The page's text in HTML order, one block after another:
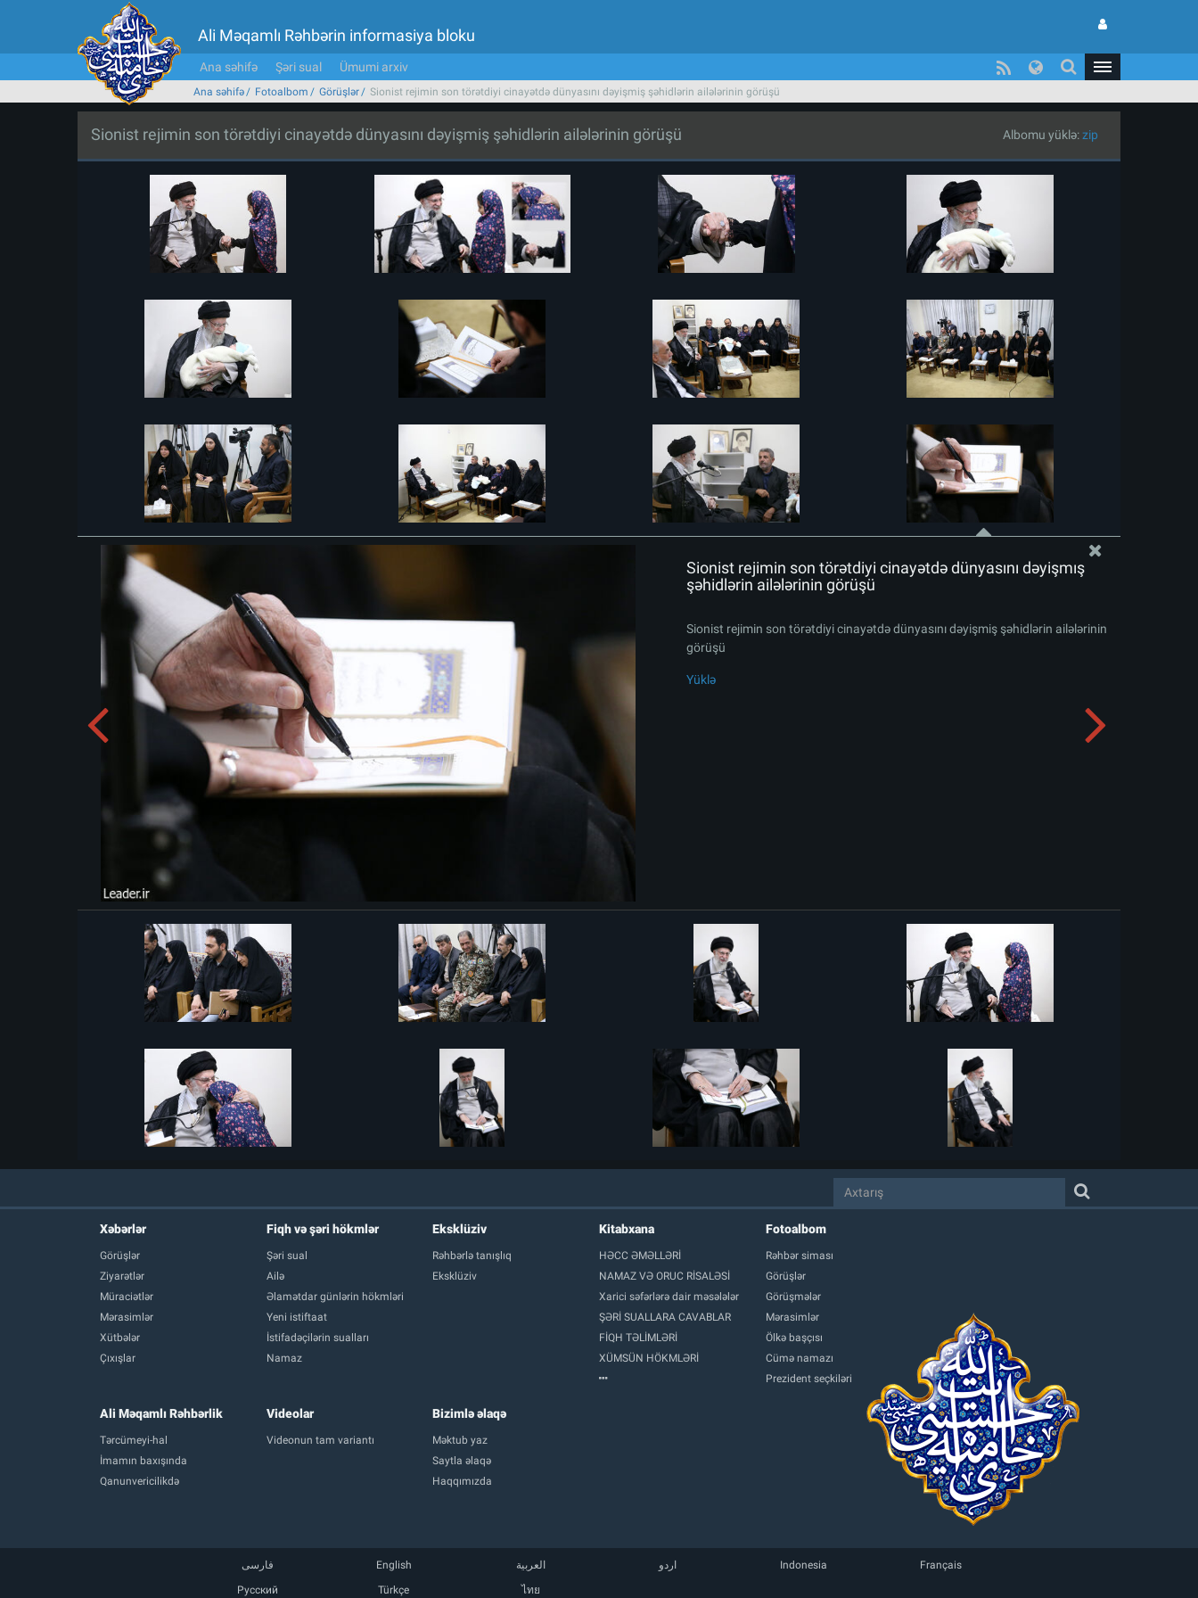
Ali Məqamlı Rəhbərin informasiya bloku
Ana səhifə Şəri sual Ümumi arxiv
Ana səhifə Fotoalbom Görüşlər Sionist rejimin son törətdiyi cinayətdə dünyasını dəyişmiş şəhidlərin ailələrinin görüşü
Sionist rejimin son törətdiyi cinayətdə dünyasını dəyişmiş şəhidlərin ailələrinin görüşü Albomu yüklə:zip
Sionist rejimin son törətdiyi cinayətdə dünyasını dəyişmiş
şəhidlərin ailələrinin görüşü
Sionist rejimin son törətdiyi cinayətdə dünyasını dəyişmiş şəhidlərin ailələrinin
görüşü
Yüklə
Xəbərlər
Görüşlər
Ziyarətlər
Müraciətlər
Mərasimlər
Xütbələr
Çıxışlar
Fiqh və şəri hökmlər
Şəri sual
Ailə
Əlamətdar günlərin hökmləri
Yeni istiftaat
İstifadəçilərin sualları
Namaz
Eksklüziv
Rəhbərlə tanışlıq
Eksklüziv
Kitabxana
HƏCC ƏMƏLLƏRİ
NAMAZ VƏ ORUC RİSALƏSİ
Xarici səfərlərə dair məsələlər
ŞƏRİ SUALLARA CAVABLAR
FİQH TƏLİMLƏRİ
XÜMSÜN HÖKMLƏRİ
Fotoalbom
Rəhbər siması
Görüşlər
Görüşmələr
Mərasimlər
Ölkə başçısı
Cümə namazı
Prezident seçkiləri
Ali Məqamlı Rəhbərlik
Tərcümeyi-hal
İmamın baxışında
Qanunvericilikdə
Videolar
Videonun tam variantı
Bizimlə əlaqə
Məktub yaz
Saytla əlaqə
Haqqımızda
فارسی English العربية اردو Indonesia
Français
Русский
Türkçe ไทย